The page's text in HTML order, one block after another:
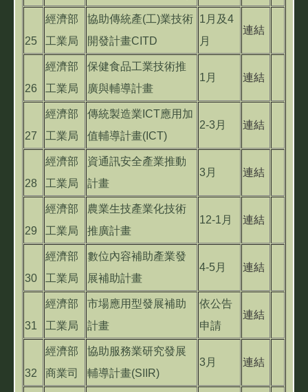
25
經濟部
工業局
協助傳統產(工)業技術
開發計畫CITD
1月及4
月
連結
26
經濟部
工業局
保健食品工業技術推
廣與輔導計畫
1月 連結
27
經濟部
工業局
傳統製造業ICT應用加
值輔導計畫(ICT)
2-3月 連結
28
經濟部
工業局
資通訊安全產業推動
計畫
3月 連結
29
經濟部
工業局
農業生技產業化技術
推廣計畫
12-1月 連結
30
經濟部
工業局
數位內容補助產業發
展補助計畫
4-5月 連結
31
經濟部
工業局
市場應用型發展補助
計畫
依公告
申請
連結
32
經濟部
商業司
協助服務業研究發展
輔導計畫(SIIR)
3月 連結